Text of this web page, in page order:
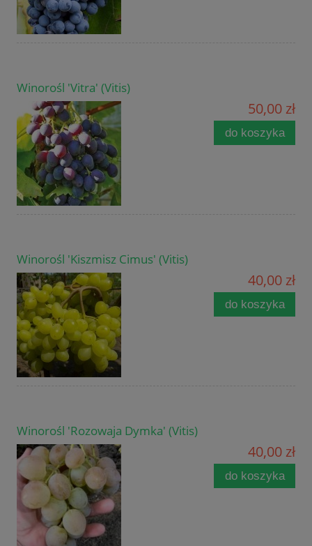
Winorośl 'Vitra' (Vitis)
50,00 zł
do koszyka
Winorośl 'Kiszmisz Cimus' (Vitis)
40,00 zł
do koszyka
Winorośl 'Rozowaja Dymka' (Vitis)
40,00 zł
do koszyka